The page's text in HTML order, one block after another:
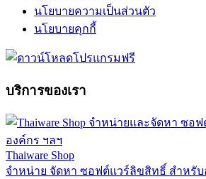
นโยบายความเป็นส่วนตัว
นโยบายคุกกี้
บริการของเรา
Thaiware Shop
จำหน่าย จัดหา ซอฟต์แวร์ลิขสิทธิ์ สำหรับ